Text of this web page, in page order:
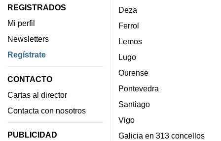
REGISTRADOS
Mi perfil
Newsletters
Regístrate
CONTACTO
Cartas al director
Contacta con nosotros
PUBLICIDAD
Deza
Ferrol
Lemos
Lugo
Ourense
Pontevedra
Santiago
Vigo
Galicia en 313 concellos